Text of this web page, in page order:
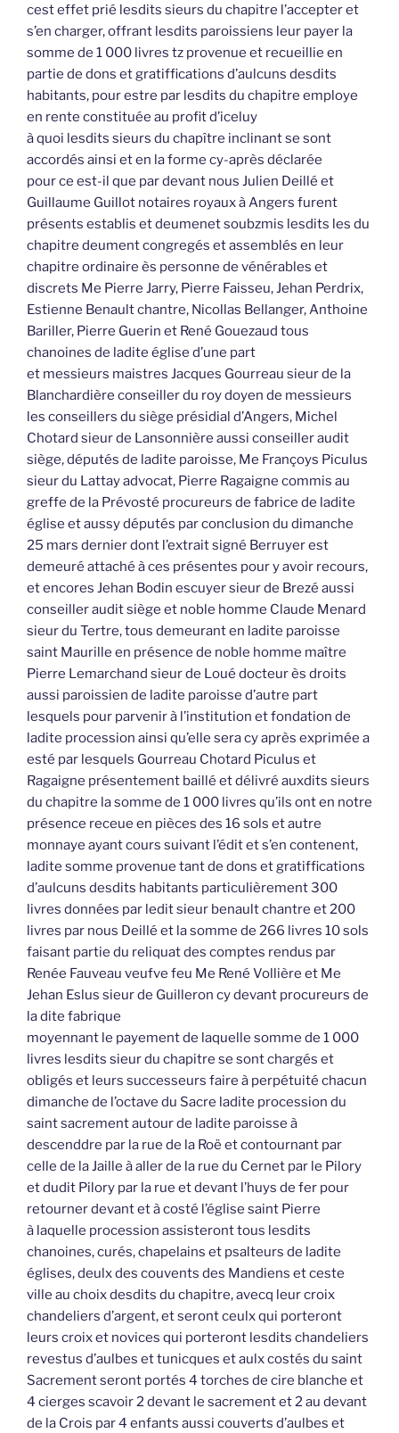
cest effet prié lesdits sieurs du chapitre l’accepter et
s’en charger, offrant lesdits paroissiens leur payer la
somme de 1 000 livres tz provenue et recueillie en
partie de dons et gratiffications d’aulcuns desdits
habitants, pour estre par lesdits du chapitre employe
en rente constituée au profit d’iceluy
à quoi lesdits sieurs du chapître inclinant se sont
accordés ainsi et en la forme cy-après déclarée
pour ce est-il que par devant nous Julien Deillé et
Guillaume Guillot notaires royaux à Angers furent
présents establis et deumenet soubzmis lesdits les du
chapitre deument congregés et assemblés en leur
chapitre ordinaire ès personne de vénérables et
discrets Me Pierre Jarry, Pierre Faisseu, Jehan Perdrix,
Estienne Benault chantre, Nicollas Bellanger, Anthoine
Bariller, Pierre Guerin et René Gouezaud tous
chanoines de ladite église d’une part
et messieurs maistres Jacques Gourreau sieur de la
Blanchardière conseiller du roy doyen de messieurs
les conseillers du siège présidial d’Angers, Michel
Chotard sieur de Lansonnière aussi conseiller audit
siège, députés de ladite paroisse, Me Françoys Piculus
sieur du Lattay advocat, Pierre Ragaigne commis au
greffe de la Prévosté procureurs de fabrice de ladite
église et aussy députés par conclusion du dimanche
25 mars dernier dont l’extrait signé Berruyer est
demeuré attaché à ces présentes pour y avoir recours,
et encores Jehan Bodin escuyer sieur de Brezé aussi
conseiller audit siège et noble homme Claude Menard
sieur du Tertre, tous demeurant en ladite paroisse
saint Maurille en présence de noble homme maître
Pierre Lemarchand sieur de Loué docteur ès droits
aussi paroissien de ladite paroisse d’autre part
lesquels pour parvenir à l’institution et fondation de
ladite procession ainsi qu’elle sera cy après exprimée a
esté par lesquels Gourreau Chotard Piculus et
Ragaigne présentement baillé et délivré auxdits sieurs
du chapitre la somme de 1 000 livres qu’ils ont en notre
présence receue en pièces des 16 sols et autre
monnaye ayant cours suivant l’édit et s’en contenent,
ladite somme provenue tant de dons et gratiffications
d’aulcuns desdits habitants particulièrement 300
livres données par ledit sieur benault chantre et 200
livres par nous Deillé et la somme de 266 livres 10 sols
faisant partie du reliquat des comptes rendus par
Renée Fauveau veufve feu Me René Vollière et Me
Jehan Eslus sieur de Guilleron cy devant procureurs de
la dite fabrique
moyennant le payement de laquelle somme de 1 000
livres lesdits sieur du chapitre se sont chargés et
obligés et leurs successeurs faire à perpétuité chacun
dimanche de l’octave du Sacre ladite procession du
saint sacrement autour de ladite paroisse à
descenddre par la rue de la Roë et contournant par
celle de la Jaille à aller de la rue du Cernet par le Pilory
et dudit Pilory par la rue et devant l’huys de fer pour
retourner devant et à costé l’église saint Pierre
à laquelle procession assisteront tous lesdits
chanoines, curés, chapelains et psalteurs de ladite
églises, deulx des couvents des Mandiens et ceste
ville au choix desdits du chapitre, avecq leur croix
chandeliers d’argent, et seront ceulx qui porteront
leurs croix et novices qui porteront lesdits chandeliers
revestus d’aulbes et tunicques et aulx costés du saint
Sacrement seront portés 4 torches de cire blanche et
4 cierges scavoir 2 devant le sacrement et 2 au devant
de la Crois par 4 enfants aussi couverts d’aulbes et